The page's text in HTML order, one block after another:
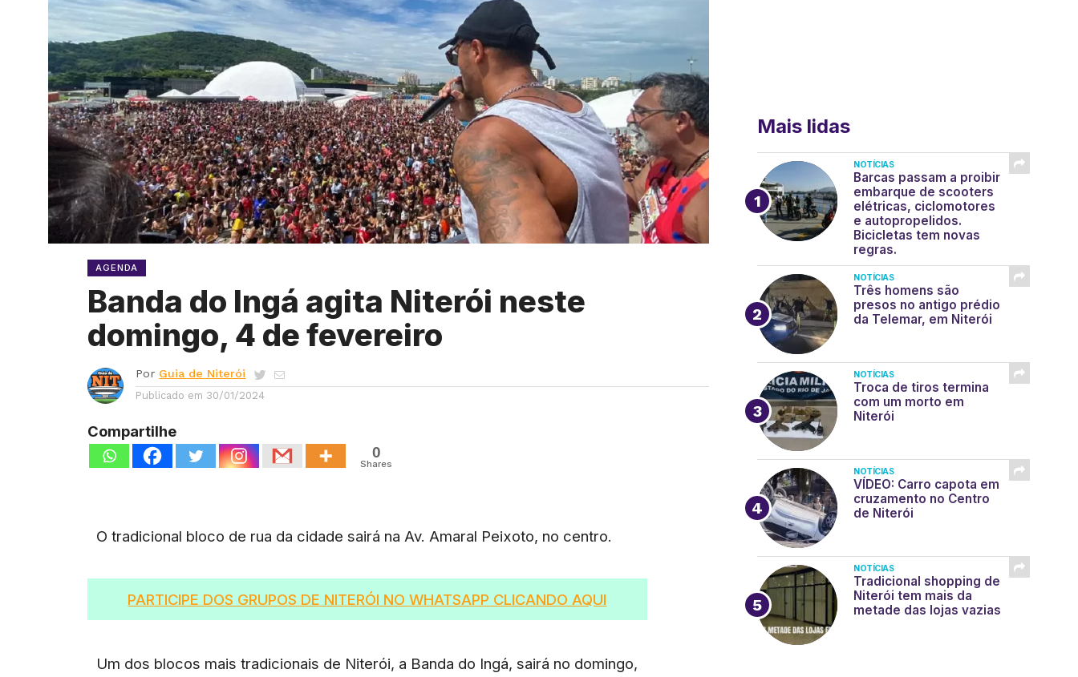
AGENDA
Banda do Ingá agita Niterói neste
domingo, 4 de fevereiro
Por Guia de Niterói
Publicado em 30/01/2024
Compartilhe
0
Shares
O tradicional bloco de rua da cidade sairá na Av. Amaral Peixoto, no centro.
PARTICIPE DOS GRUPOS DE NITERÓI NO WHATSAPP CLICANDO AQUI
Um dos blocos mais tradicionais de Niterói, a Banda do Ingá, sairá no domingo,
Mais lidas
NOTÍCIAS
Barcas passam a proibir
embarque de scooters
elétricas, ciclomotores
e autopropelidos.
Bicicletas tem novas
regras.
NOTÍCIAS
Três homens são
presos no antigo prédio
da Telemar, em Niterói
NOTÍCIAS
Troca de tiros termina
com um morto em
Niterói
NOTÍCIAS
VÍDEO: Carro capota em
cruzamento no Centro
de Niterói
NOTÍCIAS
Tradicional shopping de
Niterói tem mais da
metade das lojas vazias